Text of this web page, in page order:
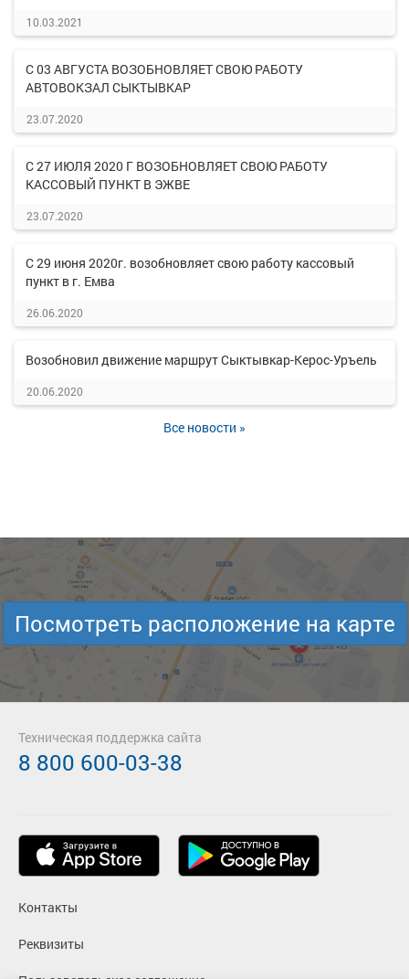
10.03.2021
С 03 АВГУСТА ВОЗОБНОВЛЯЕТ СВОЮ РАБОТУ
АВТОВОКЗАЛ СЫКТЫВКАР
23.07.2020
С 27 ИЮЛЯ 2020 Г ВОЗОБНОВЛЯЕТ СВОЮ РАБОТУ
КАССОВЫЙ ПУНКТ В ЭЖВЕ
23.07.2020
С 29 июня 2020г. возобновляет свою работу кассовый
пункт в г. Емва
26.06.2020
Возобновил движение маршрут Сыктывкар-Керос-Уръель
20.06.2020
Все новости »
Посмотреть расположение на карте
Контакты
Реквизиты
Техническая поддержка сайта
8 800 600-03-38